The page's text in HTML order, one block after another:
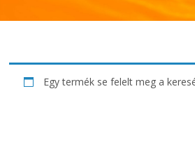
Egy termék se felelt meg a